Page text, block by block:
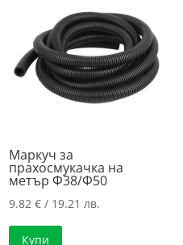
Маркуч за
прахосмукачка на
метър Ф38/Ф50
9.82€ / 19.21 лв.
Купи